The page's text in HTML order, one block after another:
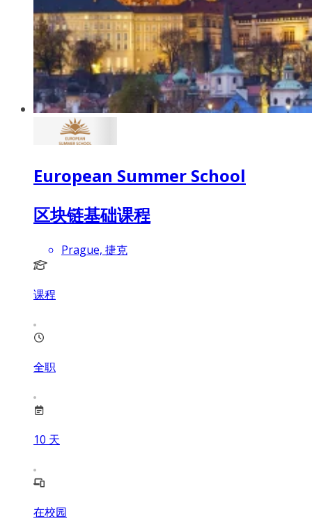
European Summer School
区块链基础课程
Prague, 捷克
课程
全职
10 天
在校园